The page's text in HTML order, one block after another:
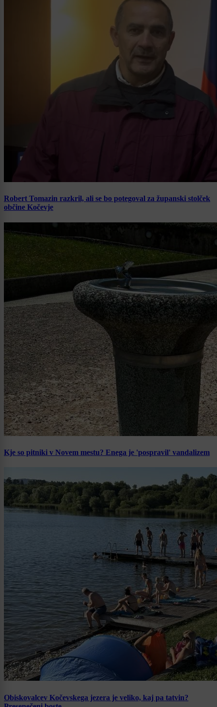
Robert Tomazin razkril, ali se bo potegoval za županski stolček
občine Kočevje
Kje so pitniki v Novem mestu? Enega je 'pospravil' vandalizem
Obiskovalcev Kočevskega jezera je veliko, kaj pa tatvin?